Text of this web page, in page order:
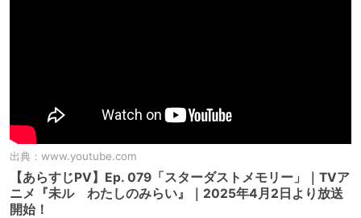
出典： www.youtube.com
【あらすじPV】Ep. 079「スターダストメモリー」｜TVア
ニメ『未ル わたしのみらい』｜2025年4月2日より放送
開始！